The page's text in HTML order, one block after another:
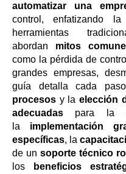
automatizar una
control, enfatizando
herramientas
abordan mitos
como la pérdida de
grandes empresas,
guía detalla cada
procesos y la elección
adecuadas para la
la implementación
específicas, la
de un soporte técnico
los
beneficios